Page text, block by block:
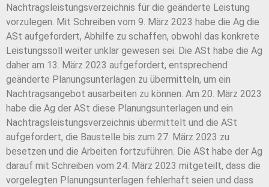
Nachtragsleistungsverzeichnis für die geänderte Leistung
vorzulegen. Mit Schreiben vom 9. März 2023 habe die Ag die
ASt aufgefordert, Abhilfe zu schaffen, obwohl das konkrete
Leistungssoll weiter unklar gewesen sei. Die ASt habe die Ag
daher am 13. März 2023 aufgefordert, entsprechend
geänderte Planungsunterlagen zu übermitteln, um ein
Nachtragsangebot ausarbeiten zu können. Am 20. März 2023
habe die Ag der ASt diese Planungsunterlagen und ein
Nachtragsleistungsverzeichnis übermittelt und die ASt
aufgefordert, die Baustelle bis zum 27. März 2023 zu
besetzen und die Arbeiten fortzuführen. Die ASt habe der Ag
darauf mit Schreiben vom 24. März 2023 mitgeteilt, dass die
vorgelegten Planungsunterlagen fehlerhaft seien und dass